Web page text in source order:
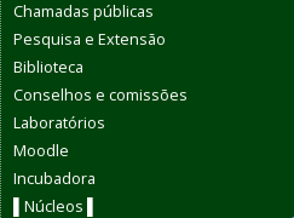
Chamadas públicas
Pesquisa e Extensão
Biblioteca
Conselhos e comissões
Laboratórios
Moodle
Incubadora
▌Núcleos ▌